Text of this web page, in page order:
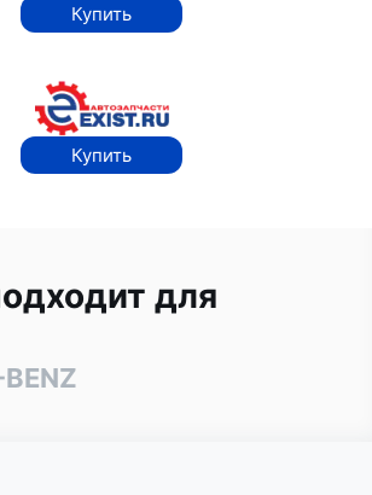
Купить
Купить
для